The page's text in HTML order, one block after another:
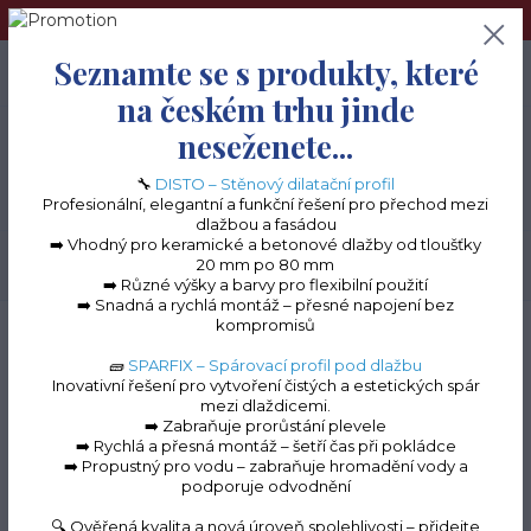
➢Terče pod dlažbu naleznete na e-shopu www.terceshop.cz!➢
+420 605 740 744
0
0 Kč
Terasové profily na terče Samonivelační terče pod dlažbu SPECIAL
Samonivelační
terče pod dlažbu
SPECIAL
Seznamte se s produkty, které
na českém trhu jinde
neseženete...
🔧 DISTO – Stěnový dilatační profil
Profesionální, elegantní a funkční řešení pro přechod mezi
dlažbou a fasádou
➡️ Vhodný pro keramické a betonové dlažby od tloušťky
20 mm po 80 mm
➡️ Různé výšky a barvy pro flexibilní použití
➡️ Snadná a rychlá montáž – přesné napojení bez
kompromisů
🧱 SPARFIX – Spárovací profil pod dlažbu
Inovativní řešení pro vytvoření čistých a estetických spár
mezi dlaždicemi.
➡️ Zabraňuje prorůstání plevele
➡️ Rychlá a přesná montáž – šetří čas při pokládce
➡️ Propustný pro vodu – zabraňuje hromadění vody a
podporuje odvodnění
🔍 Ověřená kvalita a nová úroveň spolehlivosti – přidejte